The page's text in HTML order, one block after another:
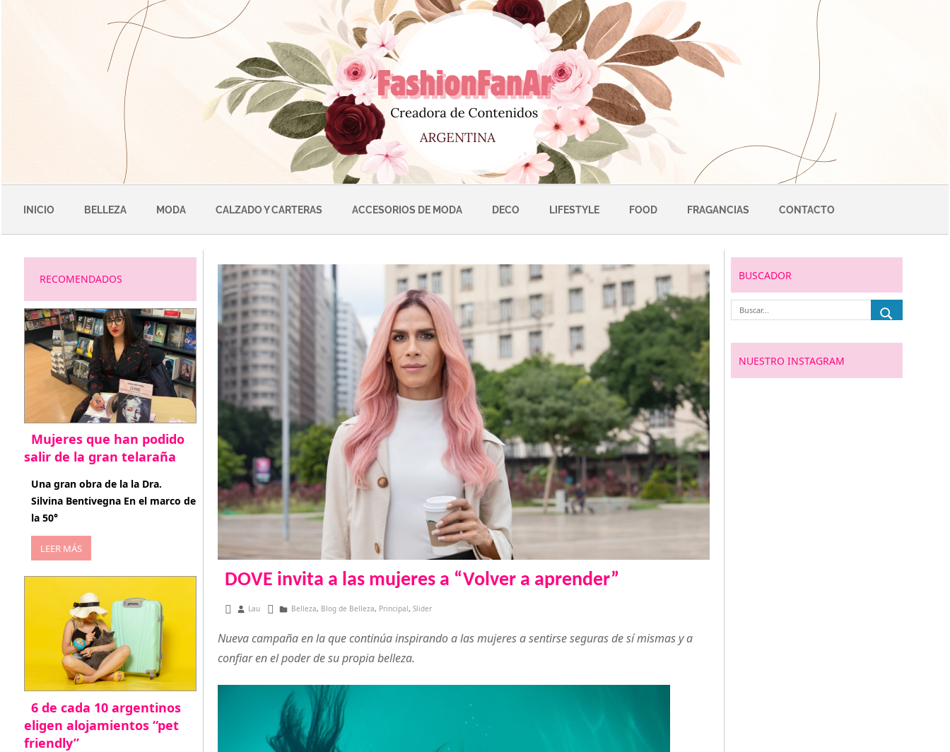
INICIO BELLEZA MODA CALZADO Y CARTERAS ACCESORIOS DE MODA DECO LIFESTYLE FOOD FRAGANCIAS CONTACTO
DOVE invita a las mujeres a “Volver a aprender”
octubre 18, 2019
Lau Belleza, Blog de Belleza, Principal, Slider
Nueva campaña en la que continúa inspirando a las mujeres a sentirse seguras de sí mismas y a
confiar en el poder de su propia belleza.
RECOMENDADOS
Mujeres que han podido
salir de la gran telaraña
abril 29, 2026
Una gran obra de la la Dra.
Silvina Bentivegna En el marco de
la 50°
LEER MÁS
6 de cada 10 argentinos
eligen alojamientos “pet
friendly”
BUSCADOR
NUESTRO INSTAGRAM